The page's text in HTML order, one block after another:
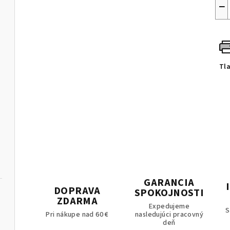
−
DOPRAVA
ZDARMA
Pri nákupe nad 60 €
GARANCIA
SPOKOJNOSTI
Expedujeme
nasledujúci pracovný
deň